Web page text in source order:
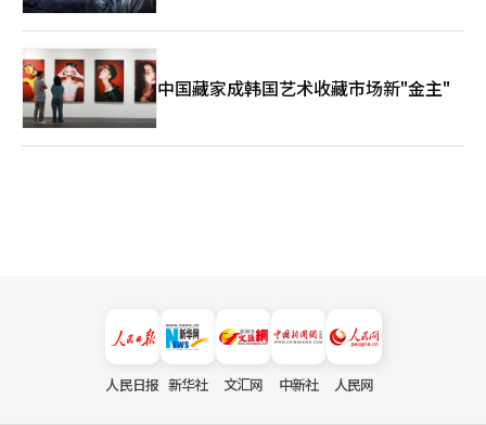
中国藏家成韩国艺术收藏市场新"金主"
人民日报 新华社 文汇网 中新社 人民网